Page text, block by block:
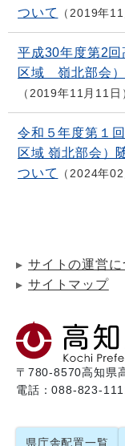
ついて
2019年11
平成30年度第2
区域 嶺北部会）
2019年11月11日
令和５年度第１
区域 嶺北部会）
ついて
2024年02
サイトの運営に
サイトマップ
〒780-8570高知県
電話：088-823-
県庁舎配置一覧